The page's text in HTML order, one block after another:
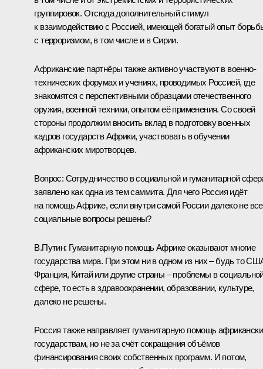
группировок. Отсюда дополнительный стимул
к взаимодействию с Россией, имеющей богатый опыт
с терроризмом, в том числе и в Сирии.
Африканские партнёры также активно участвуют в военно-
технических форумах и учениях, проводимых Россией, где
знакомятся с перспективными образцами отечественного
оружия, военной техники, опытом её применения. Со своей
стороны продолжим вносить вклад в подготовку военных
кадров государств Африки, участвовать в обучении
африканских миротворцев.
Вопрос: Сотрудничество в социальной и гуманитарной
заявлено как одна из тем саммита. Для чего Россия идёт
на помощь Африке, если внутри самой России далеко не все
социальные вопросы решены?
В.Путин: Гуманитарную помощь Африке оказывают многие
государства мира. При этом ни в одном из них – будь то
Франция, Китай или другие страны – проблемы в
сфере, то есть в здравоохранении, образовании, культуре,
далеко не решены.
Россия также направляет гуманитарную помощь
государствам, но не за счёт сокращения объёмов
финансирования своих собственных программ. И потом,